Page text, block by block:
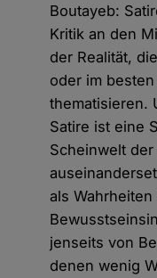
Boutayeb:
Kritik an den
der Realität,
oder im
thematisieren.
Satire ist eine
Scheinwelt
als
jenseits von
denen wenig